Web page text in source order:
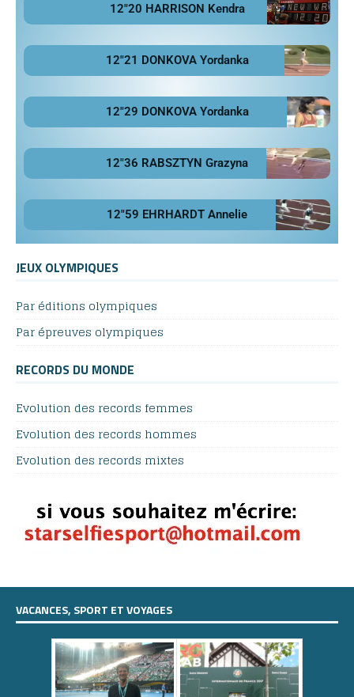
12"20 HARRISON Kendra
12"21 DONKOVA Yordanka
12"29 DONKOVA Yordanka
12"36 RABSZTYN Grazyna
12"59 EHRHARDT Annelie
JEUX OLYMPIQUES
Par éditions olympiques
Par épreuves olympiques
RECORDS DU MONDE
Evolution des records femmes
Evolution des records hommes
Evolution des records mixtes
VACANCES, SPORT ET VOYAGES